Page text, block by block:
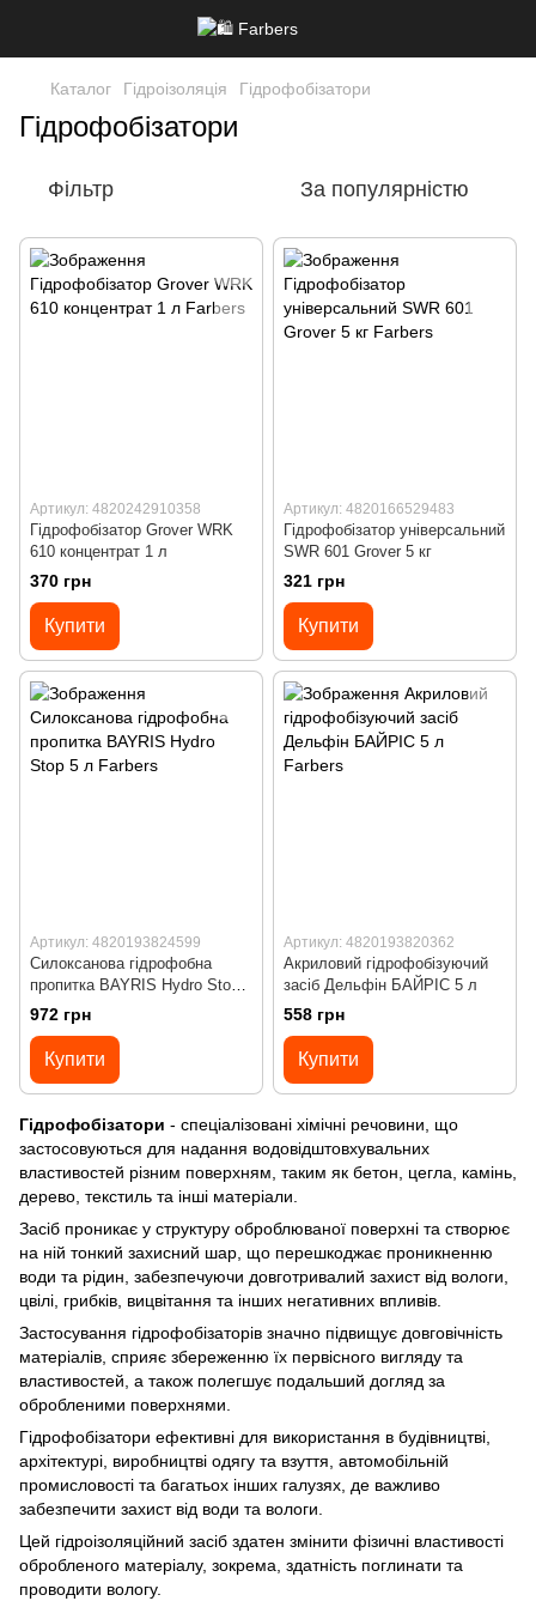
Каталог Гідроізоляція Гідрофобізатори
Гідрофобізатори
Фільтр За популярністю
Артикул: 4820242910358
Гідрофобізатор Grover WRK
610 концентрат 1 л
370 грн
Купити
Артикул: 4820166529483
Гідрофобізатор універсальний
SWR 601 Grover 5 кг
321 грн
Купити
Артикул: 4820193824599
Силоксанова гідрофобна
пропитка BAYRIS Hydro Stop 5
л
972 грн
Купити
Артикул: 4820193820362
Акриловий гідрофобізуючий
засіб Дельфін БАЙРІС 5 л
558 грн
Купити
Гідрофобізатори - спеціалізовані хімічні речовини, що
застосовуються для надання водовідштовхувальних
властивостей різним поверхням, таким як бетон, цегла, камінь,
дерево, текстиль та інші матеріали.
Засіб проникає у структуру оброблюваної поверхні та створює
на ній тонкий захисний шар, що перешкоджає проникненню
води та рідин, забезпечуючи довготривалий захист від вологи,
цвілі, грибків, вицвітання та інших негативних впливів.
Застосування гідрофобізаторів значно підвищує довговічність
матеріалів, сприяє збереженню їх первісного вигляду та
властивостей, а також полегшує подальший догляд за
обробленими поверхнями.
Гідрофобізатори ефективні для використання в будівництві,
архітектурі, виробництві одягу та взуття, автомобільній
промисловості та багатьох інших галузях, де важливо
забезпечити захист від води та вологи.
Цей гідроізоляційний засіб здатен змінити фізичні властивості
обробленого матеріалу, зокрема, здатність поглинати та
проводити вологу.